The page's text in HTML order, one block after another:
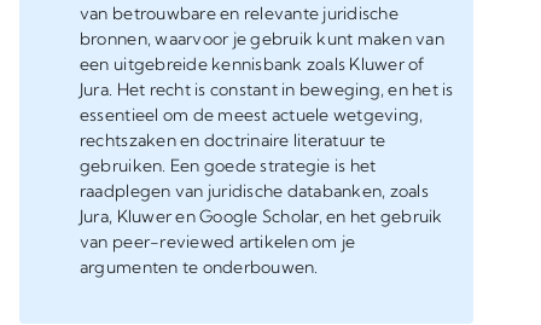
van betrouwbare en relevante juridische
bronnen, waarvoor je gebruik kunt maken van
een uitgebreide kennisbank zoals Kluwer of
Jura. Het recht is constant in beweging, en het is
essentieel om de meest actuele wetgeving,
rechtszaken en doctrinaire literatuur te
gebruiken. Een goede strategie is het
raadplegen van juridische databanken, zoals
Jura, Kluwer en Google Scholar, en het gebruik
van peer-reviewed artikelen om je
argumenten te onderbouwen.